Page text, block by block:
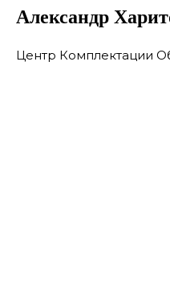
Александр
Центр Комплектации